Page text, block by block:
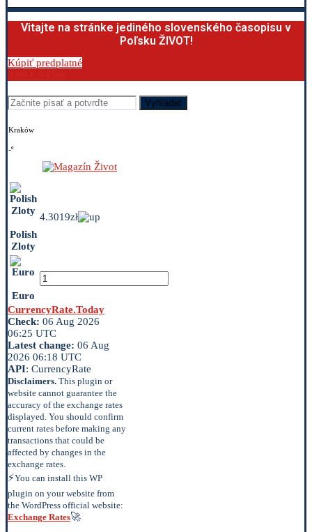
Vitajte na stránke jediného slovenského časopisu v
Poľsku ŽIVOT!
Kúpiť predplatné
Vyhľadať
Kraków
-º
Polish
Zloty
4.3019zł
Euro
CurrencyRate.Today
Check: 06 Aug 2026
06:25 UTC
Latest change: 06 Aug
2026 06:18 UTC
API: CurrencyRate
Disclaimers. This plugin or
website cannot guarantee the
accuracy of the exchange rates
displayed. You should confirm
current rates before making any
transactions that could be
affected by changes in the
exchange rates.
⚡You can install this WP
plugin on your website from
the WordPress official website:
Exchange Rates🚀